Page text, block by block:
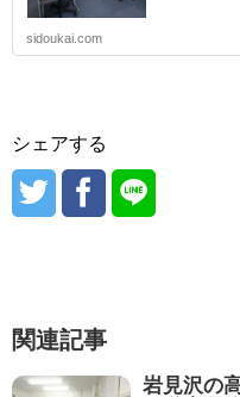
sidoukai.com
シェアする
関連記事
岩見沢の